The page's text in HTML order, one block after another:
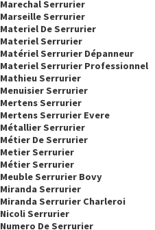
Marechal Serrurier
Marseille Serrurier
Materiel De Serrurier
Materiel Serrurier
Matériel Serrurier Dépanneur
Materiel Serrurier Professionnel
Mathieu Serrurier
Menuisier Serrurier
Mertens Serrurier
Mertens Serrurier Evere
Métallier Serrurier
Métier De Serrurier
Metier Serrurier
Métier Serrurier
Meuble Serrurier Bovy
Miranda Serrurier
Miranda Serrurier Charleroi
Nicoli Serrurier
Numero De Serrurier